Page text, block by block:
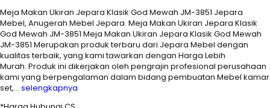
Meja Makan Ukiran Jepara Klasik God Mewah JM-3851 Jepara
Mebel, Anugerah Mebel Jepara. Meja Makan Ukiran Jepara Klasik
God Mewah JM-3851 Meja Makan Ukiran Jepara Klasik God Mewah
JM-3851 Merupakan produk terbaru dari Jepara Mebel dengan
kualitas terbaik, yang kami tawarkan dengan Harga Lebih
Murah. Produk ini dikerjakan oleh pengrajin profesional perusahaan
kami yang berpengalaman dalam bidang pembuatan Mebel kamar
set,… selengkapnya